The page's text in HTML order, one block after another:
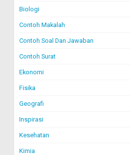
Biologi
Contoh Makalah
Contoh Soal Dan Jawaban
Contoh Surat
Ekonomi
Fisika
Geografi
Inspirasi
Kesehatan
Kimia